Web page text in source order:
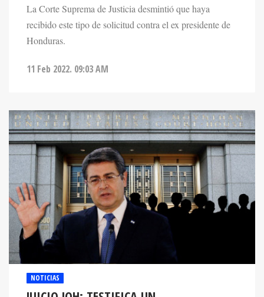
recibido este tipo de solicitud contra el ex presidente de
Honduras.
JUICIO JOH: TESTIFICA UN